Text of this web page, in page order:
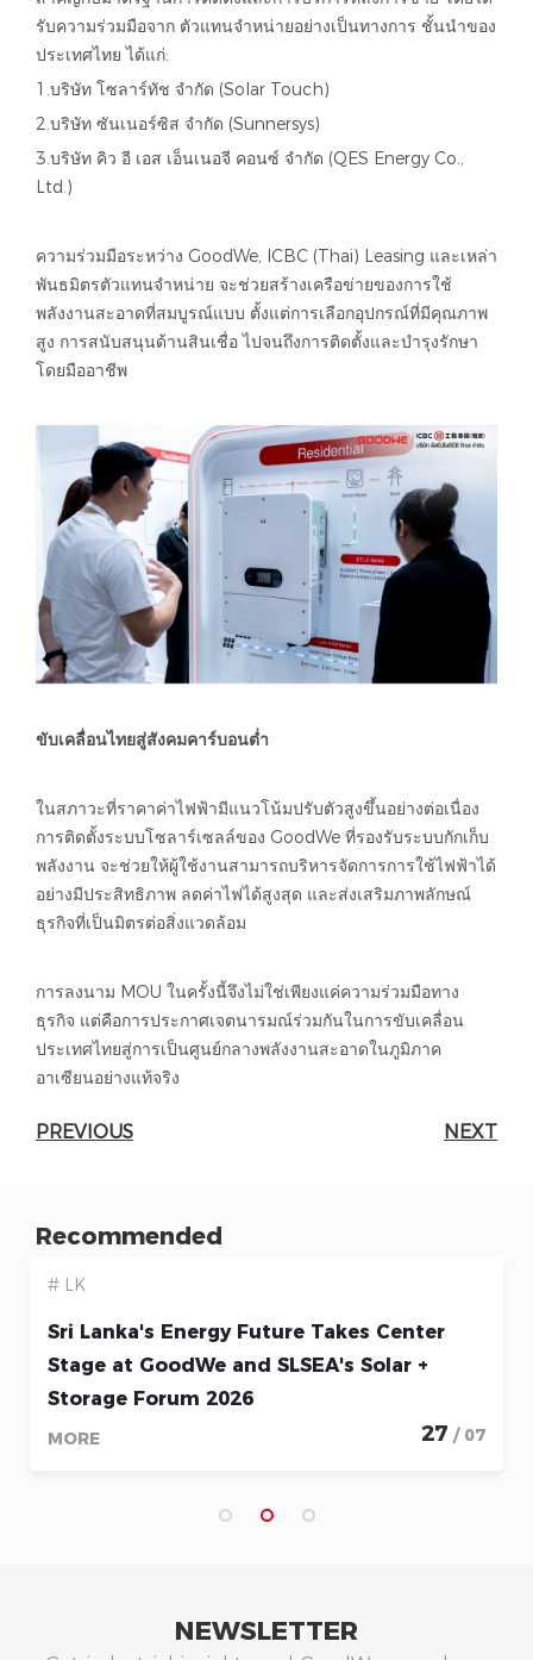
รับความร่วมมือจาก ตัวแทนจำหน่ายอย่างเป็นทางการ ชั้นนำของ
ประเทศไทย ได้แก่:
1.บริษัท โซลาร์ทัช จำกัด (Solar Touch)
2.บริษัท ซันเนอร์ซิส จำกัด (Sunnersys)
3.บริษัท คิว อี เอส เอ็นเนอจี คอนซ์ จำกัด (QES Energy Co.,
Ltd.)
ความร่วมมือระหว่าง GoodWe, ICBC (Thai) Leasing และเหล่า
พันธมิตรตัวแทนจำหน่าย จะช่วยสร้างเครือข่ายของการใช้
พลังงานสะอาดที่สมบูรณ์แบบ ตั้งแต่การเลือกอุปกรณ์ที่มีคุณภาพ
สูง การสนับสนุนด้านสินเชื่อ ไปจนถึงการติดตั้งและบำรุงรักษา
โดยมืออาชีพ
ขับเคลื่อนไทยสู่สังคมคาร์บอนต่ำ
ในสภาวะที่ราคาค่าไฟฟ้ามีแนวโน้มปรับตัวสูงขึ้นอย่างต่อเนื่อง
การติดตั้งระบบโซลาร์เซลล์ของ GoodWe ที่รองรับระบบกักเก็บ
พลังงาน จะช่วยให้ผู้ใช้งานสามารถบริหารจัดการการใช้ไฟฟ้าได้
อย่างมีประสิทธิภาพ ลดค่าไฟได้สูงสุด และส่งเสริมภาพลักษณ์
ธุรกิจที่เป็นมิตรต่อสิ่งแวดล้อม
การลงนาม MOU ในครั้งนี้จึงไม่ใช่เพียงแค่ความร่วมมือทาง
ธุรกิจ แต่คือการประกาศเจตนารมณ์ร่วมกันในการขับเคลื่อน
ประเทศไทยสู่การเป็นศูนย์กลางพลังงานสะอาดในภูมิภาค
อาเซียนอย่างแท้จริง
PREVIOUS NEXT
Recommended
# LK
Sri Lanka's Energy Future Takes Center
Stage at GoodWe and SLSEA's Solar +
Storage Forum 2026
MORE 27 / 07
NEWSLETTER